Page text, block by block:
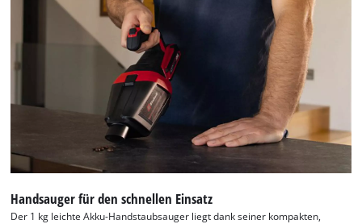
This content is not permitted to load due
to trackers that are not disclosed to the
visitor. The website owner needs to setup
the site with their CMP to add this content
to the list of technologies used.
Powered byUsercentrics Consent
Management Platform
Handsauger für den schnellen Einsatz
Der 1 kg leichte Akku-Handstaubsauger liegt dank seiner kompakten,